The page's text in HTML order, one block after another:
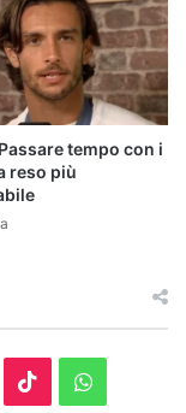
tempo con i
reso più
TikTok